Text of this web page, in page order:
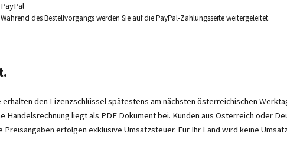
PayPal
Während des Bestellvorgangs werden Sie auf die PayPal-Zahlungsseite weitergeleitet.
erhalten den Lizenzschlüssel spätestens am nächsten österreichischen
Handelsrechnung liegt als PDF Dokument bei. Kunden aus Österreich oder
Preisangaben erfolgen exklusive Umsatzsteuer. Für Ihr Land wird keine